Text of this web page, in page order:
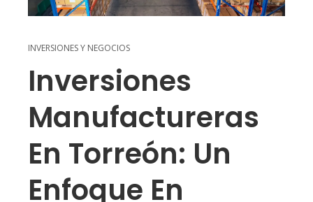
INVERSIONES Y NEGOCIOS
Inversiones
Manufactureras
En Torreón: Un
Enfoque En